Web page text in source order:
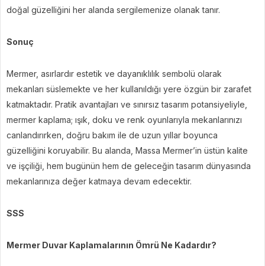
doğal güzelliğini her alanda sergilemenize olanak tanır.
Sonuç
Mermer, asırlardır estetik ve dayanıklılık sembolü olarak
mekanları süslemekte ve her kullanıldığı yere özgün bir zarafet
katmaktadır. Pratik avantajları ve sınırsız tasarım potansiyeliyle,
mermer kaplama; ışık, doku ve renk oyunlarıyla mekanlarınızı
canlandırırken, doğru bakım ile de uzun yıllar boyunca
güzelliğini koruyabilir. Bu alanda, Massa Mermer’in üstün kalite
ve işçiliği, hem bugünün hem de geleceğin tasarım dünyasında
mekanlarınıza değer katmaya devam edecektir.
SSS
Mermer Duvar Kaplamalarının Ömrü Ne Kadardır?